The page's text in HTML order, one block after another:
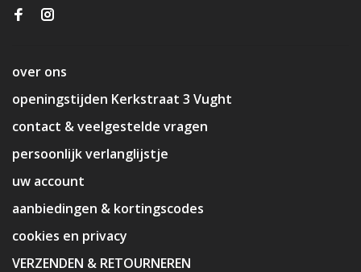
over ons
openingstijden Kerkstraat 3 Vught
contact & veelgestelde vragen
persoonlijk verlanglijstje
uw account
aanbiedingen & kortingscodes
cookies en privacy
VERZENDEN & RETOURNEREN